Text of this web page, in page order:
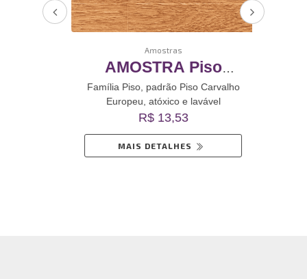
Amostras
AMOSTRA Piso
Carvalho Europeu
Revestimento De Vinil
Autoadesivo
Família Piso, padrão Piso Carvalho
Europeu, atóxico e lavável
R$ 13,53
MAIS DETALHES